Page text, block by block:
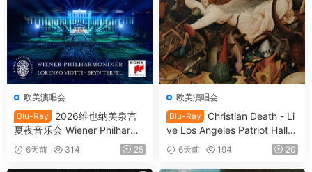
欧美演唱会
Blu-Ray
2026维也纳美泉宫
夏夜音乐会 Wiener Philharmo
niker - Summer Night Conce
rt 2026 [BDMV 21.1GB]
6天前 314 25
欧美演唱会
Blu-Ray
Christian Death - Li
ve Los Angeles Patriot Hall 1
993 (2025) SD Blu-Ray [BD
MV 22.8GB]
6天前 194 20